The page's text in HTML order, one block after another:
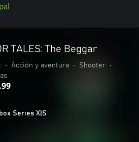
TALES: The Beggar
• Acción y aventura • Shooter
•
Series X|S